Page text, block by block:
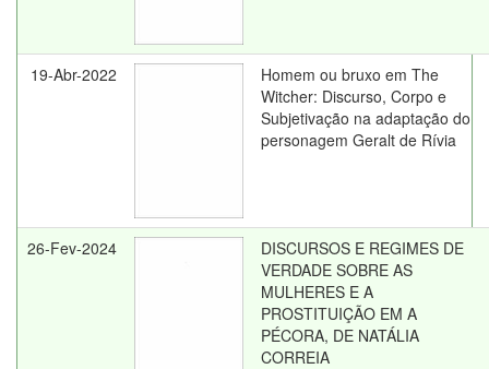
19-Abr-2022
Homem ou bruxo em The
Witcher: Discurso, Corpo e
Subjetivação na adaptação do
personagem Geralt de Rívia
26-Fev-2024
DISCURSOS E REGIMES DE
VERDADE SOBRE AS
MULHERES E A
PROSTITUIÇÃO EM A
PÉCORA, DE NATÁLIA
CORREIA